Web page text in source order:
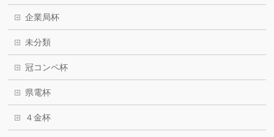
企業局杯
未分類
冠コンペ杯
県電杯
４金杯